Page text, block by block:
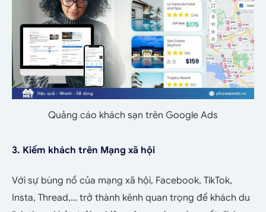
Quảng cáo khách sạn trên Google Ads
3. Kiếm khách trên Mạng xã hội
Với sự bùng nổ của mạng xã hội, Facebook, TikTok,
Insta, Thread,… trở thành kênh quan trọng để khách du